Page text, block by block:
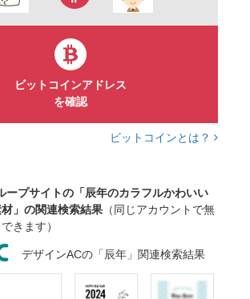
ビットコインアドレス
を確認
ビットコインとは？
ープサイトの「辰年のカラフルかわいい
」の関連検索結果 （同じアカウントで無
きます）
デザインACの「辰年」関連検索結果